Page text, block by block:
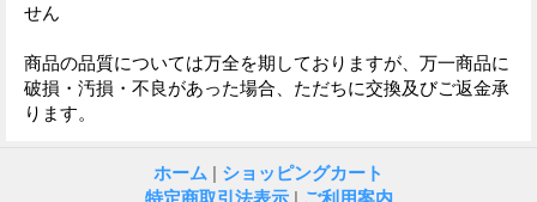
せん
商品の品質については万全を期しておりますが、万一商品に
破損・汚損・不良があった場合、ただちに交換及びご返金承
ります。
ホーム | ショッピングカート
特定商取引法表示 | ご利用案内